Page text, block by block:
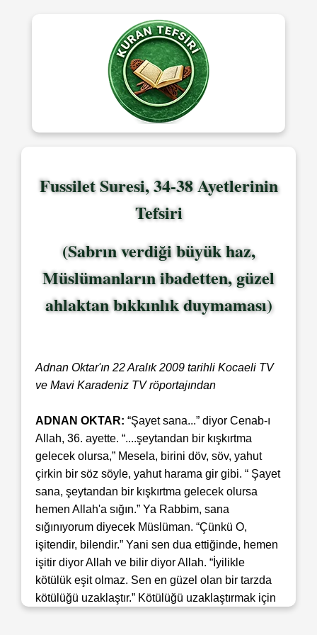
Fussilet Suresi, 34-38 Ayetlerinin
Tefsiri
(Sabrın verdiği büyük haz,
Müslümanların ibadetten, güzel
ahlaktan bıkkınlık duymaması)
Adnan Oktar'ın 22 Aralık 2009 tarihli Kocaeli TV
ve Mavi Karadeniz TV röportajından
ADNAN OKTAR: “Şayet sana...” diyor Cenab-ı
Allah, 36. ayette. “....şeytandan bir kışkırtma
gelecek olursa,” Mesela, birini döv, söv, yahut
çirkin bir söz söyle, yahut harama gir gibi. “ Şayet
sana, şeytandan bir kışkırtma gelecek olursa
hemen Allah'a sığın.” Ya Rabbim, sana
sığınıyorum diyecek Müslüman. “Çünkü O,
işitendir, bilendir.” Yani sen dua ettiğinde, hemen
işitir diyor Allah ve bilir diyor Allah. “İyilikle
kötülük eşit olmaz. Sen en güzel olan bir tarzda
kötülüğü uzaklaştır.” Kötülüğü uzaklaştırmak için